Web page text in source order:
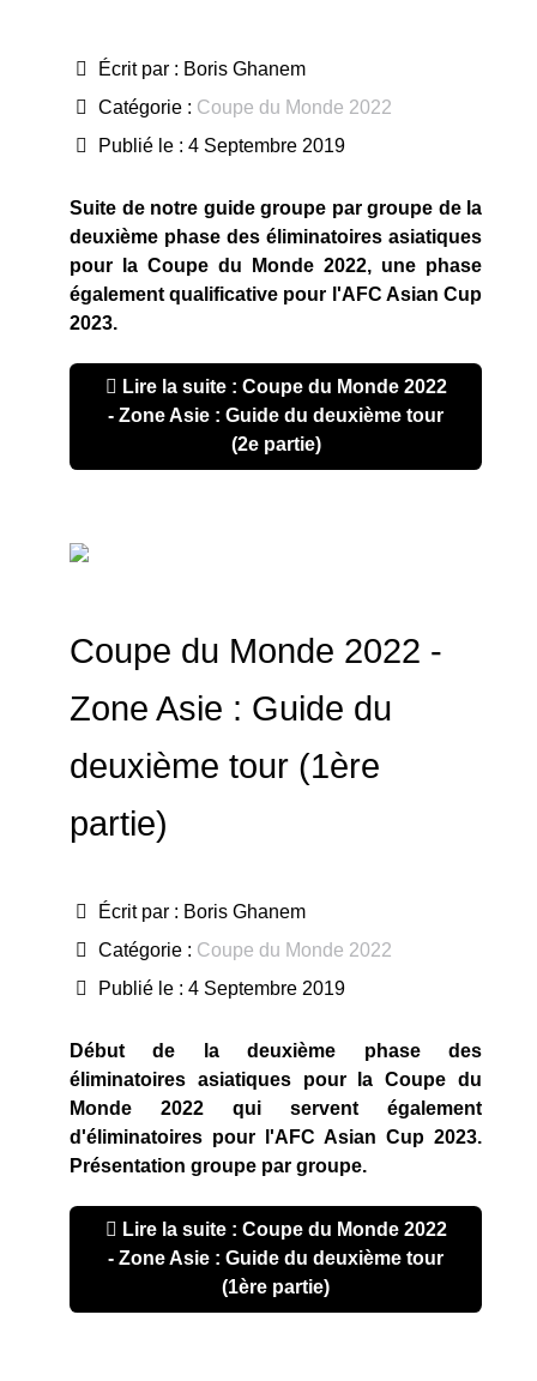
Écrit par : Boris Ghanem
Catégorie : Coupe du Monde 2022
Publié le : 4 Septembre 2019
Suite de notre guide groupe par groupe de la
deuxième phase des éliminatoires asiatiques
pour la Coupe du Monde 2022, une phase
également qualificative pour l'AFC Asian Cup
2023.
Lire la suite : Coupe du Monde 2022
- Zone Asie : Guide du deuxième tour
(2e partie)
Coupe du Monde 2022 -
Zone Asie : Guide du
deuxième tour (1ère
partie)
Écrit par : Boris Ghanem
Catégorie : Coupe du Monde 2022
Publié le : 4 Septembre 2019
Début de la deuxième phase des
éliminatoires asiatiques pour la Coupe du
Monde 2022 qui servent également
d'éliminatoires pour l'AFC Asian Cup 2023.
Présentation groupe par groupe.
Lire la suite : Coupe du Monde 2022
- Zone Asie : Guide du deuxième tour
(1ère partie)